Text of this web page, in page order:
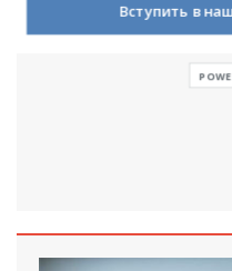
Вступить в